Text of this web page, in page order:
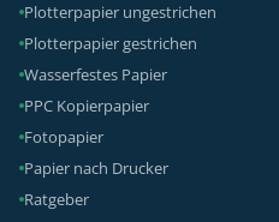
Plotterpapier ungestrichen
Plotterpapier gestrichen
Wasserfestes Papier
PPC Kopierpapier
Fotopapier
Papier nach Drucker
Ratgeber